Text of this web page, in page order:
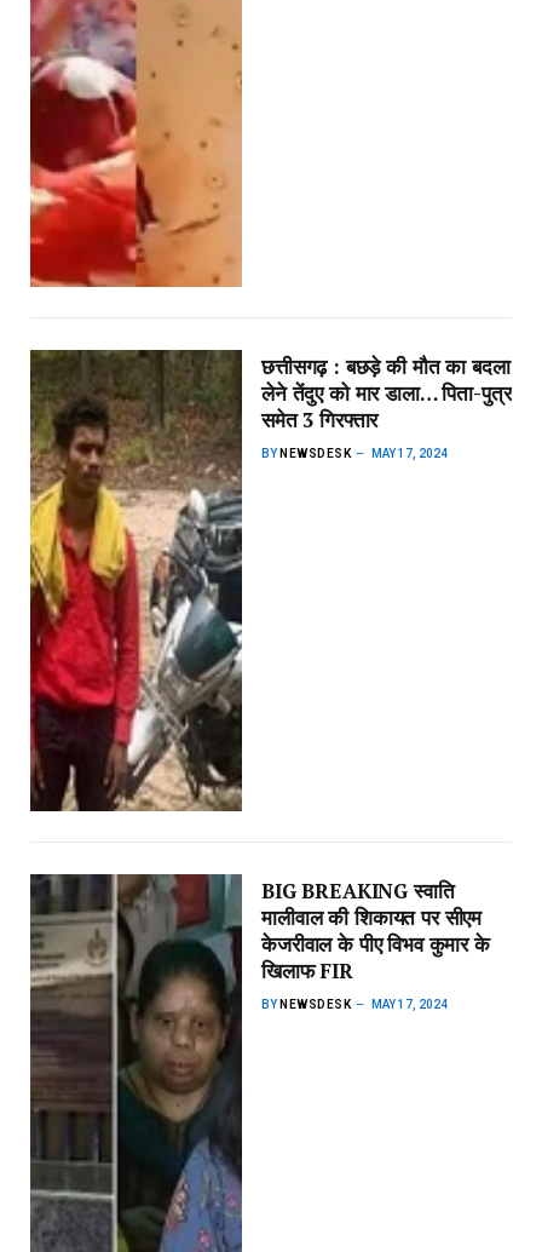
छत्तीसगढ़ : बछड़े की मौत का बदला
लेने तेंदुए को मार डाला… पिता-पुत्र
समेत 3 गिरफ्तार
BY NEWSDESK MAY 17, 2024
BIG BREAKING स्वाति
मालीवाल की शिकायत पर सीएम
केजरीवाल के पीए विभव कुमार के
खिलाफ FIR
BY NEWSDESK MAY 17, 2024